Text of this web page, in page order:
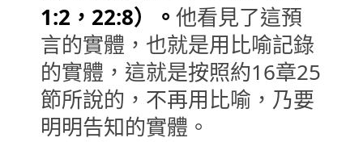
1:2，22:8）。 他看見了這預
言的實體，也就是用比喻記錄
的實體，這就是按照約16章25
節所說的，不再用比喻，乃要
明明告知的實體。